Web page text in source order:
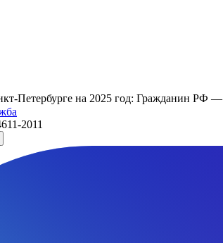
на 2025 год: Гражданин РФ —
2011